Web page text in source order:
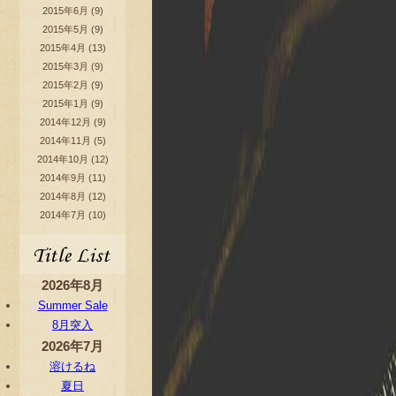
2015年6月 (9)
2015年5月 (9)
2015年4月 (13)
2015年3月 (9)
2015年2月 (9)
2015年1月 (9)
2014年12月 (9)
2014年11月 (5)
2014年10月 (12)
2014年9月 (11)
2014年8月 (12)
2014年7月 (10)
2026年8月
Summer Sale
8月突入
2026年7月
溶けるね
夏日